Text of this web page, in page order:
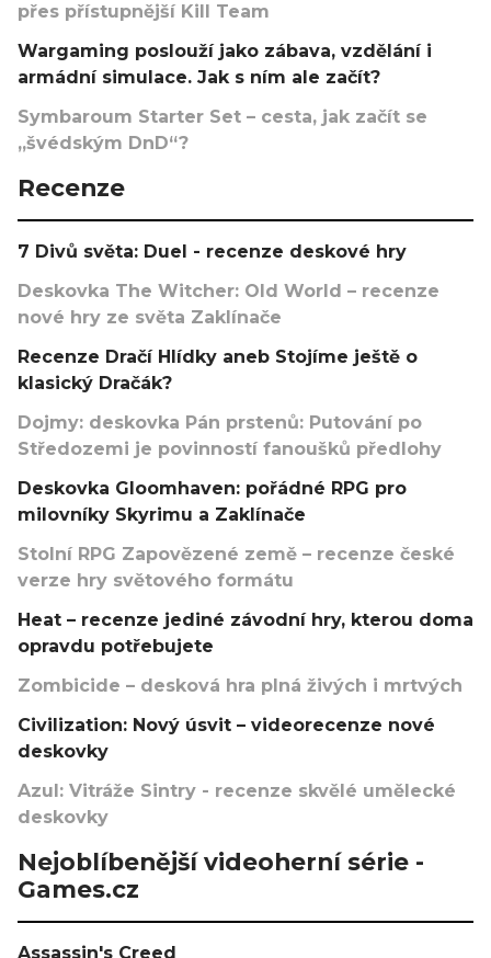
přes přístupnější Kill Team
Wargaming poslouží jako zábava, vzdělání i
armádní simulace. Jak s ním ale začít?
Symbaroum Starter Set – cesta, jak začít se
„švédským DnD“?
Recenze
7 Divů světa: Duel - recenze deskové hry
Deskovka The Witcher: Old World – recenze
nové hry ze světa Zaklínače
Recenze Dračí Hlídky aneb Stojíme ještě o
klasický Dračák?
Dojmy: deskovka Pán prstenů: Putování po
Středozemi je povinností fanoušků předlohy
Deskovka Gloomhaven: pořádné RPG pro
milovníky Skyrimu a Zaklínače
Stolní RPG Zapovězené země – recenze české
verze hry světového formátu
Heat – recenze jediné závodní hry, kterou doma
opravdu potřebujete
Zombicide – desková hra plná živých i mrtvých
Civilization: Nový úsvit – videorecenze nové
deskovky
Azul: Vitráže Sintry - recenze skvělé umělecké
deskovky
Nejoblíbenější videoherní série -
Games.cz
Assassin's Creed